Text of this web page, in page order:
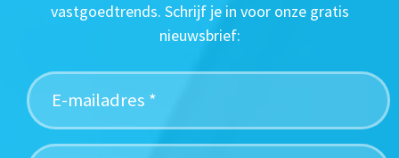
vastgoedtrends. Schrijf je in voor onze gratis
nieuwsbrief: